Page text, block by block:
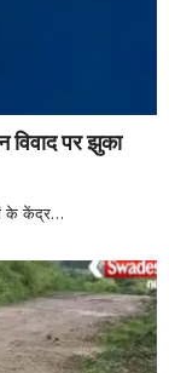
पर झुका
के केंद्र…